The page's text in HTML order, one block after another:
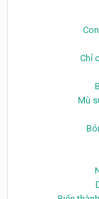
Chỉ
Mù